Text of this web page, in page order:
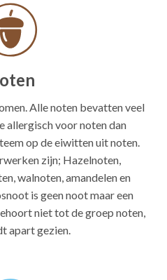
Alle noten bevatten veel
allergisch voor noten dan
op de eiwitten uit noten.
zijn; Hazelnoten,
walnoten, amandelen en
is geen noot maar een
niet tot de groep noten,
apart gezien.